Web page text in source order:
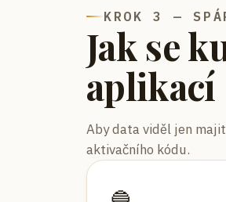
KROK 3 —
Jak se
aplikací
Aby data viděl jen
aktivačního kódu.